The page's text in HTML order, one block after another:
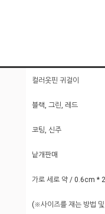
컬러옷핀 귀걸이
블랙, 그린, 레드
코팅, 신주
낱개판매
가로 세로 약 / 0.6cm *
(※사이즈를 재는 방법